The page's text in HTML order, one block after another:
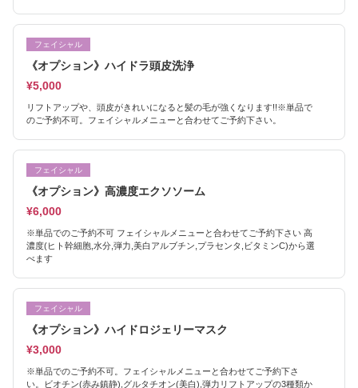
フェイシャル
《オプション》ハイドラ頭皮洗浄
¥5,000
リフトアップや、頭皮がきれいになると髪の毛が強くなります!!※単品で
のご予約不可。フェイシャルメニューと合わせてご予約下さい。
フェイシャル
《オプション》高濃度エクソソーム
¥6,000
※単品でのご予約不可 フェイシャルメニューと合わせてご予約下さい 高
濃度(ヒト幹細胞,水分,弾力,美白アルブチン,プラセンタ,ビタミンC)から選
べます
フェイシャル
《オプション》ハイドロジェリーマスク
¥3,000
※単品でのご予約不可。フェイシャルメニューと合わせてご予約下さ
い。ビオチン(赤み鎮静),グルタチオン(美白),弾力リフトアップの3種類か